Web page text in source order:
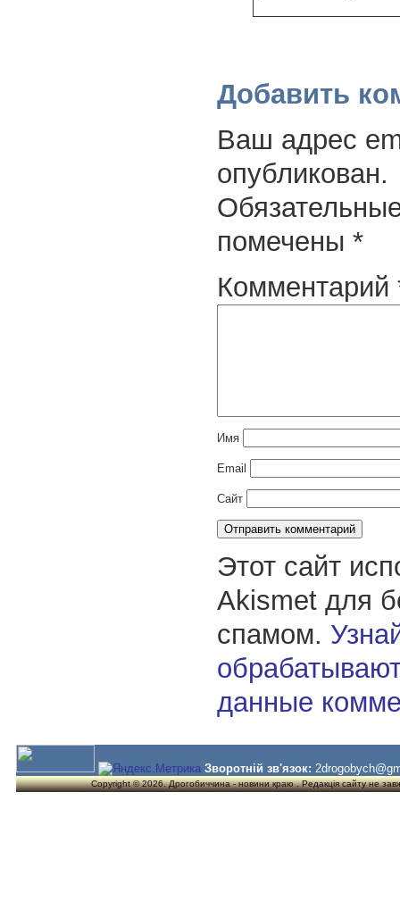
Добавить
Ваш адрес
опубликован.
помечены *
Комментарий
Имя
Email
Сайт
Этот сайт
Akismet для
спамом.
данные
Зворотній зв'язок:
Copyright © 2026. Дрогобиччина - новини краю . Редакція сайту не